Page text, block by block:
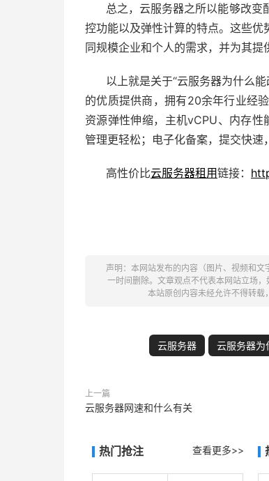
总之，云服务器之所以能够改变
控功能以及弹性计算的特点。这些
同规模企业和个人的需求，并为其提
以上就是关于“云服务器为什么能
的优质提供商，拥有20余年行业经
资源弹性伸缩，主机vCPU、内存
管理更轻松；电子化备案，提交快速
高性价比云服务器租用链接：
声明：本网站发布的内容（图片、视频和
一时间删除。文章观点不代表本网站立场
本站原创内容未经允许不得转载
云服务器 云服务器为
上一篇
云服务器网速和什么有关
热门抢注 查看更多>>